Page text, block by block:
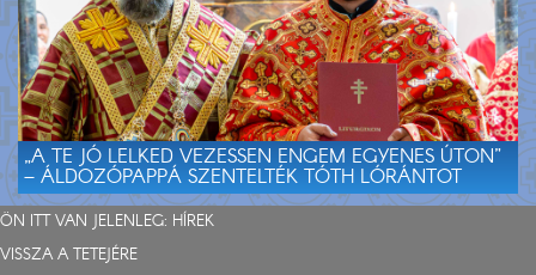
„A TE JÓ LELKED VEZESSEN ENGEM EGYENES ÚTON”
– ÁLDOZÓPAPPÁ SZENTELTÉK TÓTH LÓRÁNTOT
ÖN ITT VAN JELENLEG: HÍREK
VISSZA A TETEJÉRE